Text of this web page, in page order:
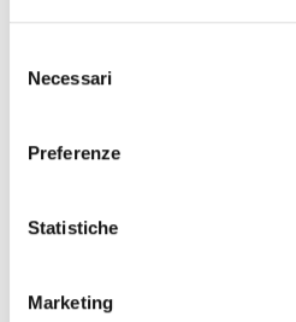
delNecessari
Preferenze
Statistiche
Marketing